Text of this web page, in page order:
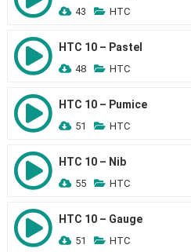
43 HTC
HTC 10 – Pastel
48 HTC
HTC 10 – Pumice
51 HTC
HTC 10 – Nib
55 HTC
HTC 10 – Gauge
51 HTC